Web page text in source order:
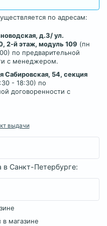
по адресам:
д.3/ ул.
2-й этаж, модуль 109 (пн
по предварительной
с менеджером.
Сабировская, 54, секция
- 18:30) по
договоренности с
выдачи
Санкт-Петербурге:
в магазине